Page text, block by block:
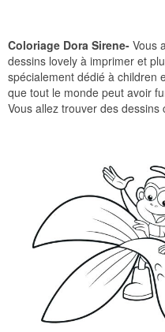
Coloriage Dora Sirene- Vous
dessins lovely à imprimer et
spécialement dédié à children
que tout le monde peut avoir
Vous allez trouver des